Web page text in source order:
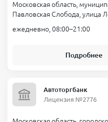
Московская область,
Павловская Слобода, улица
ежедневно, 08:00–21:00
Подробнее
Автоторгбанк
Лицензия №2776